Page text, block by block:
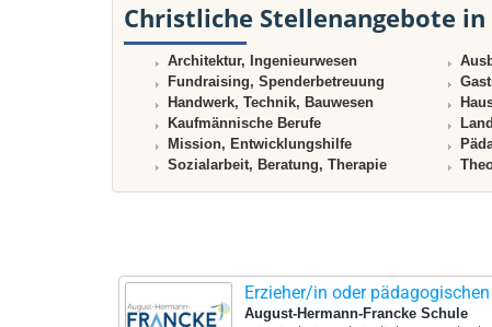
Christliche Stellenangebote
Architektur, Ingenieurwesen
Fundraising, Spenderbetreuung
Handwerk, Technik, Bauwesen
Kaufmännische Berufe
Mission, Entwicklungshilfe
Sozialarbeit, Beratung, Therapie
Erzieher/in oder
August-Hermann-Francke Schule